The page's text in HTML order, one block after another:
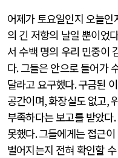
어제가 토요일인지 오늘
의 긴 저항의 날일 뿐이었다
서 수백 명의 우리 민중이
다.그들은 안으로 들어가
달라고 요구했다.구금된
공간이며,화장실도 없고,
부족하다는 보고를 받았다.
못했다.그들에게는 접근
벌어지는지 전혀 확인할